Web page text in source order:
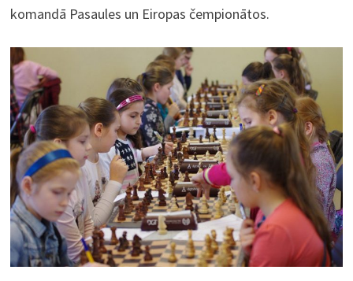
komandā Pasaules un Eiropas čempionātos.